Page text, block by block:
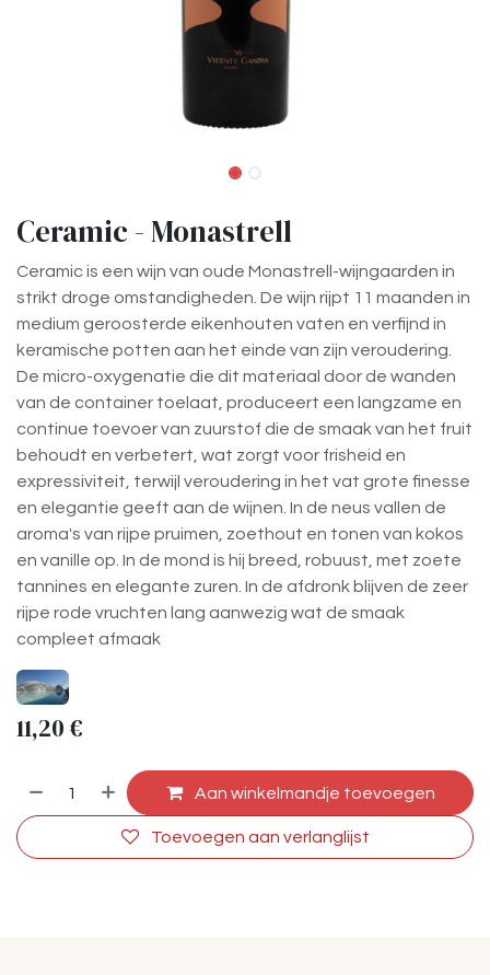
Ceramic - Monastrell
Ceramic is een wijn van oude Monastrell-wijngaarden in
strikt droge omstandigheden. De wijn rijpt 11 maanden in
medium geroosterde eikenhouten vaten en verfijnd in
keramische potten aan het einde van zijn veroudering.
De micro-oxygenatie die dit materiaal door de wanden
van de container toelaat, produceert een langzame en
continue toevoer van zuurstof die de smaak van het fruit
behoudt en verbetert, wat zorgt voor frisheid en
expressiviteit, terwijl veroudering in het vat grote finesse
en elegantie geeft aan de wijnen. In de neus vallen de
aroma's van rijpe pruimen, zoethout en tonen van kokos
en vanille op. In de mond is hij breed, robuust, met zoete
tannines en elegante zuren. In de afdronk blijven de zeer
rijpe rode vruchten lang aanwezig wat de smaak
compleet afmaak
11,20 €
Aan winkelmandje toevoegen
Toevoegen aan verlanglijst